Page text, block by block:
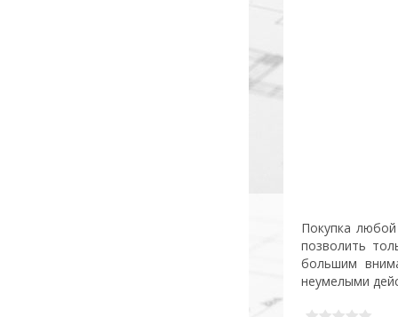
Покупка
позволить
большим
неумелыми